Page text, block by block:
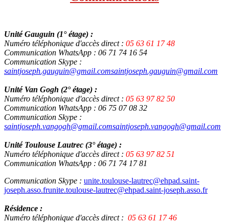
Unité Gauguin (1° étage) :
Numéro téléphonique d'accès direct : 05 63 61 17 48
Communication WhatsApp : 06 71 74 16 54
Communication Skype :
saintjoseph.gauguin@gmail.comsaintjoseph.gauguin@gmail.com
Unité Van Gogh (2° étage) :
Numéro téléphonique d'accès direct : 05 63 97 82 50
Communication WhatsApp : 06 75 07 08 32
Communication Skype :
saintjoseph.vangogh@gmail.comsaintjoseph.vangogh@gmail.com
Unité Toulouse Lautrec (3° étage) :
Numéro téléphonique d'accès direct : 05 63 97 82 51
Communication WhatsApp : 06 71 74 17 81
Communication Skype : unite.toulouse-lautrec@ehpad.saint-
joseph.asso.frunite.toulouse-lautrec@ehpad.saint-joseph.asso.fr
Résidence :
Numéro téléphonique d'accès direct : 05 63 61 17 46